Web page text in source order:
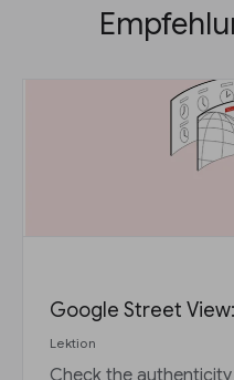
Google Street
Lektion
Check the